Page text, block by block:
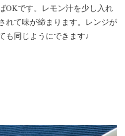
OKです。レモン汁を少し入れ
れて味が締まります。レンジが
も同じようにできます♩